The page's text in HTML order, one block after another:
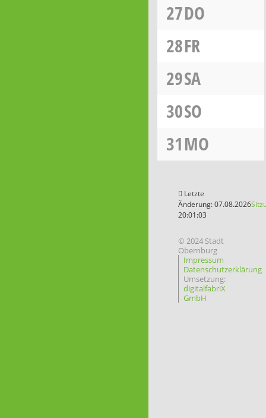
27DO
28FR
29SA
30SO
31MO
Letzte
Änderung: 07.08.2026
20:01:03
© 2024 Stadt
Obernburg
Impressum
Datenschutzerklärung
Umsetzung:
digitalfabriX
GmbH